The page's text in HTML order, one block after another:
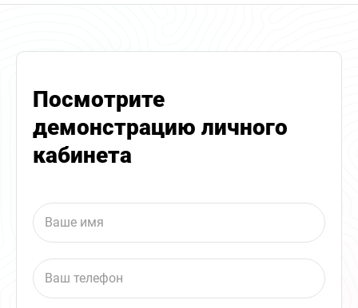
Посмотрите
демонстрацию личного
кабинета